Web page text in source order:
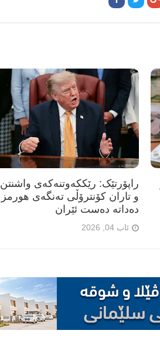
راپۆرتێک: رێککەوتنەکەی واشنتن
و تاران کۆنترۆڵی تەنگەی هورمز
دەداتە دەست ئێران
ئاب 04, 2026